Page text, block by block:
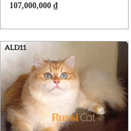
107,000,000 ₫